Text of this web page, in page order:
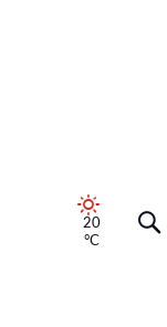
20
°C